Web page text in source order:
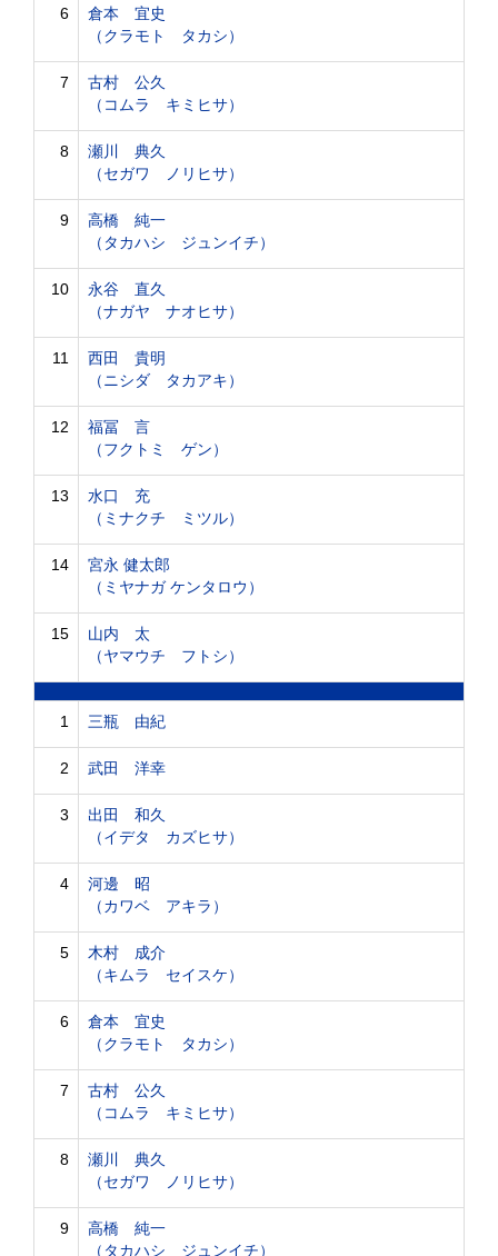
6
倉本 宜史
（クラモト タカシ）
7
古村 公久
（コムラ キミヒサ）
8
瀬川 典久
（セガワ ノリヒサ）
9
高橋 純一
（タカハシ ジュンイチ）
10
永谷 直久
（ナガヤ ナオヒサ）
11
西田 貴明
（ニシダ タカアキ）
12
福冨 言
（フクトミ ゲン）
13
水口 充
（ミナクチ ミツル）
14
宮永 健太郎
（ミヤナガ ケンタロウ）
15
山内 太
（ヤマウチ フトシ）
1 三瓶 由紀
2 武田 洋幸
3
出田 和久
（イデタ カズヒサ）
4
河邊 昭
（カワベ アキラ）
5
木村 成介
（キムラ セイスケ）
6
倉本 宜史
（クラモト タカシ）
7
古村 公久
（コムラ キミヒサ）
8
瀬川 典久
（セガワ ノリヒサ）
9
高橋 純一
（タカハシ ジュンイチ）